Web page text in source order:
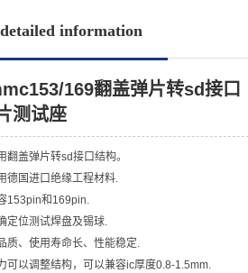
information
169翻盖弹片转sd接口
测试座
翻盖弹片转sd接口结构。
德国进口绝缘工程材料.
153pin和169pin.
定位测试焊盘及锡球.
质、使用寿命长、性能稳定.
可以调整结构，可以兼容ic厚度0.8-1.5mm.